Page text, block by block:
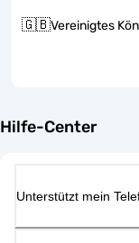
🇬🇧Vereinigtes
Hilfe-Center
Unterstützt mein